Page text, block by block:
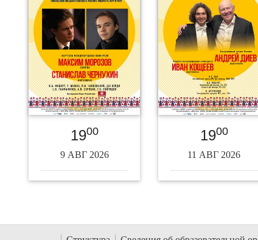
1900
9 АВГ 2026
1900
11 АВГ 2026